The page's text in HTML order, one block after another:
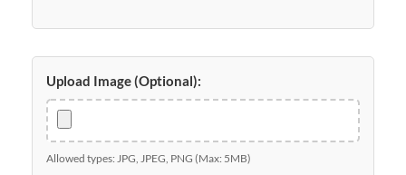
Upload Image (Optional):
Allowed types: JPG, JPEG, PNG (Max: 5MB)